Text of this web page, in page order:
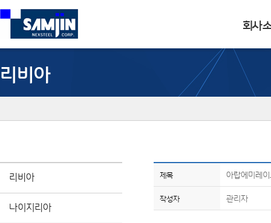
회사
리비아
리비아
나이지리아
제목 아랍에미레
작성자 관리자